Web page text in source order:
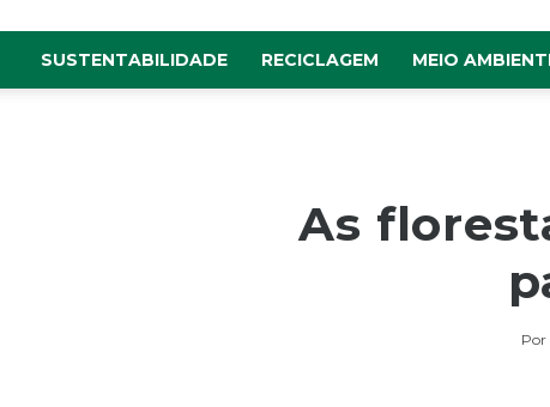
SUSTENTABILIDADE RECICLAGEM MEIO
As
Por